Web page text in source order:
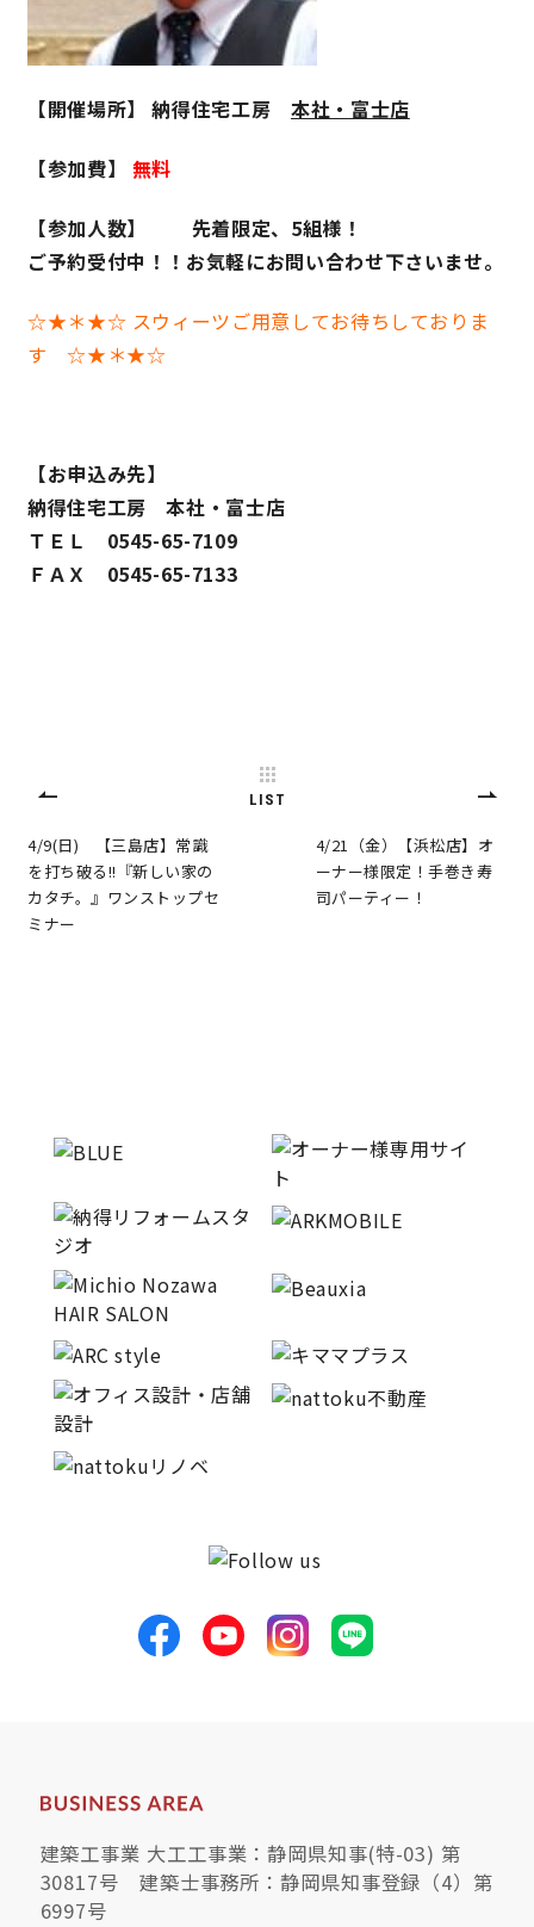
【開催場所】 納得住宅工房 本社・富士店
【参加費】 無料
【参加人数】 先着限定、5組様！
ご予約受付中！！お気軽にお問い合わせ下さいませ。
☆★＊★☆ スウィーツご用意してお待ちしておりま
す ☆★＊★☆
【お申込み先】
納得住宅工房 本社・富士店
ＴＥＬ 0545-65-7109
ＦＡＸ 0545-65-7133
4/9(日) 【三島店】常識
を打ち破る!!『新しい家の
カタチ。』ワンストップセ
ミナー
LIST
4/21（金）【浜松店】オ
ーナー様限定！手巻き寿
司パーティー！
建築工事業 大工工事業：静岡県知事(特-03) 第
30817号 建築士事務所：静岡県知事登録（4）第
6997号